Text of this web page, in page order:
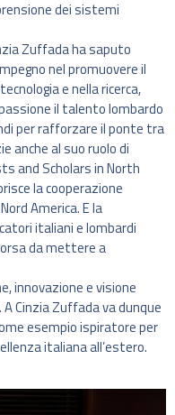
dei sistemi
Zuffada ha saputo
nel promuovere il
e nella ricerca,
il talento lombardo
per rafforzare il ponte tra
anche al suo ruolo di
and Scholars in North
la cooperazione
America. E la
italiani e lombardi
da mettere a
innovazione e visione
Cinzia Zuffada va dunque
esempio ispiratore per
italiana all’estero.